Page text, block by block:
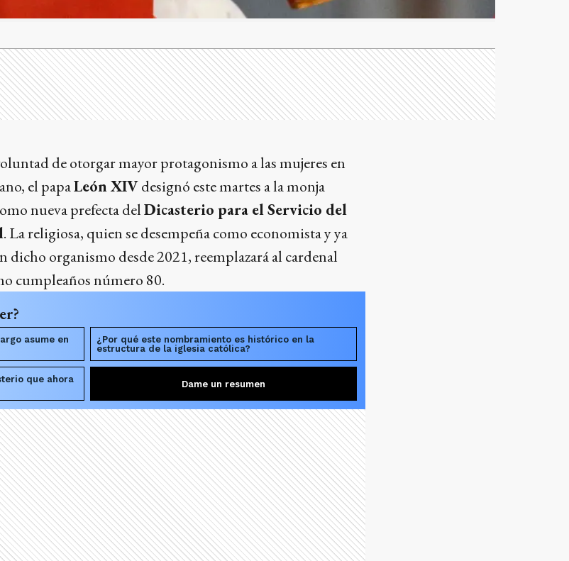
de otorgar mayor protagonismo a las mujeres en
el papaLeón XIVdesignó este martes a la monja
nueva prefecta delDicasterio para el Servicio del
. La religiosa, quien se desempeña como economista y ya
dicho organismo desde 2021, reemplazará al cardenal
cumpleaños número 80.
asume en
¿Por qué este nombramiento es histórico en la
estructura de la iglesia católica?
que ahora
Dame un resumen